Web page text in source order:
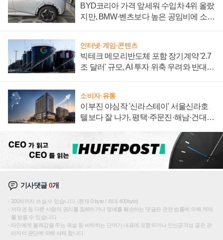
BYD코리아 가격 앞세워 수입차 4위 올랐
지만, BMW·벤츠보다 높은 공임비에 소비
인터넷·게임·콘텐츠
빅테크 메모리반도체 포함 장기계약 '2.7
조 달러' 규모, AI 투자 위축 우려와 반대
소비자·유통
이부진 야심작 '신라스테이' 서울신라호
텔보다 잘 나가, 평택·주문진·해남·건대로
기사댓글0개
200자까지 쓰실 수 있습니다. (현재 0 byte / 최대 400byte)
저작권 등 다른 사람의 권리를 침해하거나 명예를 훼손하는 댓글은 관련 법률에 의해 제재
를 받을 수 있습니다.
타인에게 불쾌감을 주는 욕설 등 비하하는 단어가 내용에 포함되거나 인신공격성 글은 관
리자의 판단에 의해 삭제 합니다.